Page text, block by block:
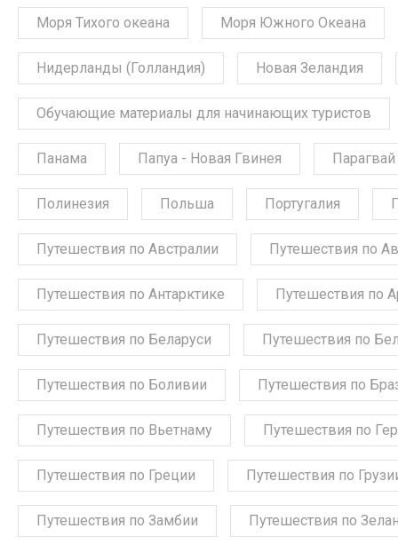
Моря Тихого океана Моря Южного Океана
Нидерланды (Голландия) Новая Зеландия
Обучающие материалы для начинающих туристов
Панама Папуа - Новая Гвинея Парагвай
Полинезия Польша Португалия
Путешествия по Австралии Путешествия по
Путешествия по Антарктике Путешествия по
Путешествия по Беларуси Путешествия по
Путешествия по Боливии Путешествия по
Путешествия по Вьетнаму Путешествия по
Путешествия по Греции Путешествия по
Путешествия по Замбии Путешествия по